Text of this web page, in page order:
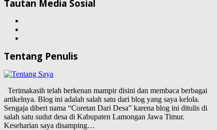
Tautan Media Sosial
Tentang Penulis
Terimakasih telah berkenan mampir disini dan membaca berbagai
artikelnya. Blog ini adalah salah satu dari blog yang saya kelola.
Sengaja diberi nama “Coretan Dari Desa” karena blog ini ditulis di
salah satu sudut desa di Kabupaten Lamongan Jawa Timur.
Keseharian saya disamping…